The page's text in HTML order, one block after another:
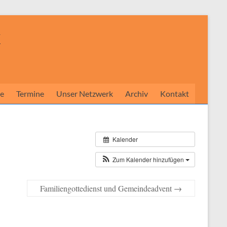
Termine Unser Netzwerk Archiv Kontakt
Kalender
Zum Kalender hinzufügen
Familiengottedienst und Gemeindeadvent →